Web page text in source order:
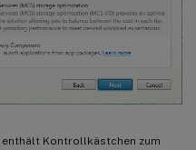
enthält Kontrollkästchen zum